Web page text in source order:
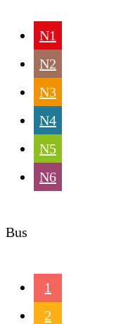
N1
N2
N3
N4
N5
N6
Bus
1
2